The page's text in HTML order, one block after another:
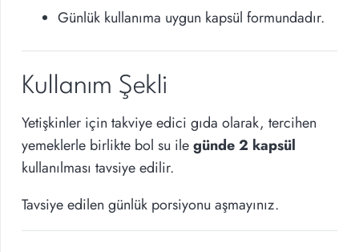
Günlük kullanıma uygun kapsül formundadır.
Kullanım Şekli
Yetişkinler için takviye edici gıda olarak, tercihen
yemeklerle birlikte bol su ilegünde 2 kapsül
kullanılması tavsiye edilir.
Tavsiye edilen günlük porsiyonu aşmayınız.